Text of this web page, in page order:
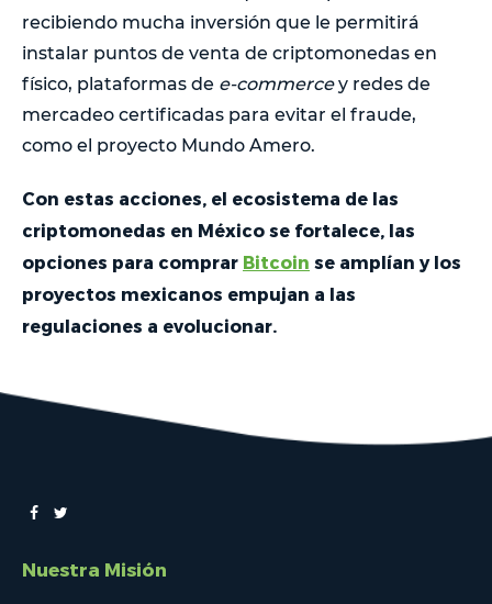
recibiendo mucha inversión que le permitirá
instalar puntos de venta de criptomonedas en
físico, plataformas de e-commercey redes de
mercadeo certificadas para evitar el fraude,
como el proyecto Mundo Amero.
Con estas acciones, el ecosistema de las
criptomonedas en México se fortalece, las
opciones para comprar Bitcoin se amplían y los
proyectos mexicanos empujan a las
regulaciones a evolucionar.
Nuestra Misión